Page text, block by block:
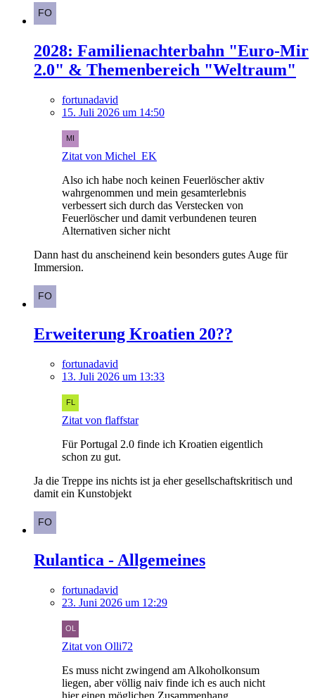
2028: Familienachterbahn "Euro-Mir
2.0" & Themenbereich "Weltraum"
fortunadavid
15. Juli 2026 um 14:50
Zitat von Michel_EK
Also ich habe noch keinen Feuerlöscher aktiv
wahrgenommen und mein gesamterlebnis
verbessert sich durch das Verstecken von
Feuerlöscher und damit verbundenen teuren
Alternativen sicher nicht
Dann hast du anscheinend kein besonders gutes Auge für
Immersion.
Erweiterung Kroatien 20??
fortunadavid
13. Juli 2026 um 13:33
Zitat von flaffstar
Für Portugal 2.0 finde ich Kroatien eigentlich
schon zu gut.
Ja die Treppe ins nichts ist ja eher gesellschaftskritisch und
damit ein Kunstobjekt
Rulantica - Allgemeines
fortunadavid
23. Juni 2026 um 12:29
Zitat von Olli72
Es muss nicht zwingend am Alkoholkonsum
liegen, aber völlig naiv finde ich es auch nicht
hier einen möglichen Zusammenhang